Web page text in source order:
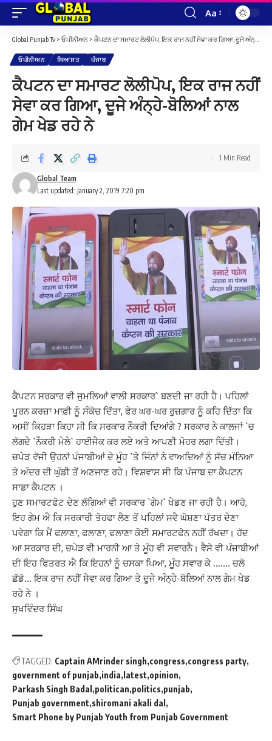
Font
Resizer
Aa
Global Punjab Tv > ਓਪੀਨੀਅਨ > ਕੈਪਟਨ ਦਾ ਸਮਾਰਟ ਲੋਲੀਪੋਪ, ਇਕ ਰਾਜ ਨਹੀਂ ਸੇਵਾ ਕਰ ਗਿਆ, ਦੂਜੇ ਅੰਨ੍ਹੇ-ਬੋਲਿਆਂ ਨਾਲ ਗੇਮ ਖੇਡ ਰਹੇ ਨੇ
ਓਪੀਨੀਅਨ ਸਿਆਸਤ ਪੰਜਾਬ
ਕੈਪਟਨ ਦਾ ਸਮਾਰਟ ਲੋਲੀਪੋਪ, ਇਕ ਰਾਜ ਨਹੀਂ
ਸੇਵਾ ਕਰ ਗਿਆ, ਦੂਜੇ ਅੰਨ੍ਹੇ-ਬੋਲਿਆਂ ਨਾਲ
ਗੇਮ ਖੇਡ ਰਹੇ ਨੇ
Last updated: January 2, 2019 7:20 pm
Global Team
1 Min Read
ਕੈਪਟਨ ਸਰਕਾਰ ਵੀ ਜੁਮਲਿਆਂ ਵਾਲੀ ਸਰਕਾਰ` ਬਣਦੀ ਜਾ ਰਹੀ ਹੈ। ਪਹਿਲਾਂ
ਪੂਰਨ ਕਰਜ਼ਾ ਮਾਫ਼ੀ ਨੂੰ ਸੰਕੋਚ ਦਿੱਤਾ, ਫੇਰ ਘਰ-ਘਰ ਰੁਜ਼ਗਾਰ ਨੂੰ ਕਹਿ ਦਿੱਤਾ ਕਿ
ਅਸੀਂ ਕਿਹੜਾ ਕਿਹਾ ਸੀ ਕਿ ਸਰਕਾਰ ਨੌਕਰੀ ਦਿਆਂਗੇ ? ਸਰਕਾਰ ਨੇ ਕਾਲਜਾਂ `ਚ
ਲੱਗਦੇ `ਨੌਕਰੀ ਮੇਲੇ` ਹਾਈਜੈਕ ਕਰ ਲਏ ਅਤੇ ਆਪਣੀ ਮੋਹਰ ਲਗਾ ਦਿੱਤੀ।
ਚਪੇੜ ਵੱਜੀ ਉਹਨਾਂ ਪੰਜਾਬੀਆਂ ਦੇ ਮੂੰਹ `ਤੇ ਜਿੰਨਾਂ ਨੇ ਵਾਅਦਿਆਂ ਨੂੰ ਸੱਚ ਮੰਨਿਆ
ਤੇ ਅੰਦਰ ਦੀ ਘੁੰਡੀ ਤੋਂ ਅਣਜਾਣ ਰਹੇ। ਵਿਸ਼ਵਾਸ ਸੀ ਕਿ ਪੰਜਾਬ ਦਾ ਕੈਪਟਨ
ਸਾਡਾ ਕੈਪਟਨ ।
ਹੁਣ ਸਮਾਰਟਫੋਟ ਦੇਣ ਲੱਗਿਆਂ ਵੀ ਸਰਕਾਰ `ਗੇਮ` ਖੇਡਣ ਜਾ ਰਹੀ ਹੈ। ਆਹੋ,
ਇਹ ਗੇਮ ਐ ਕਿ ਸਰਕਾਰੀ ਤੋਹਫਾ ਲੈਣ ਤੋਂ ਪਹਿਲਾਂ ਸਵੈ ਘੋਸ਼ਣਾ ਪੱਤਰ ਦੇਣਾ
ਪਵੇਗਾ ਕਿ ਮੈਂ ਫਲਾਣਾ, ਫਲਾਣਾ, ਫਲਾਣਾ ਕੋਈ ਸਮਾਰਟਫੋਨ ਨਹੀਂ ਰੱਖਦਾ। ਹੱਦ
ਆ ਸਰਕਾਰ ਦੀ, ਚਪੇੜ ਵੀ ਮਾਰਨੀ ਆ ਤੇ ਮੂੰਹ ਵੀ ਸਵਾਰਨੈ। ਵੈਸੇ ਵੀ ਪੰਜਾਬੀਆਂ
ਦੀ ਇਹ ਫਿਤਰਤ ਐ ਕਿ ਇਹਨਾਂ ਨੂੰ ਚਸਕਾ ਪਿਆ, ਮੂੰਹ ਸਵਾਰ ਕੇ ……. ਚਲੋ
ਛੱਡੋ… ਇਕ ਰਾਜ ਨਹੀਂ ਸੇਵਾ ਕਰ ਗਿਆ ਤੇ ਦੂਜੇ ਅੰਨ੍ਹੇ-ਬੋਲਿਆਂ ਨਾਲ ਗੇਮ ਖੇਡ
ਰਹੇ ਨੇ ।
ਸੁਖਵਿੰਦਰ ਸਿੰਘ
TAGGED: Captain AMrinder singh congress congress party
government of punjab india latest opinion
Parkash Singh Badal politican politics punjab
Punjab government shiromani akali dal
Smart Phone by Punjab Youth from Punjab Government